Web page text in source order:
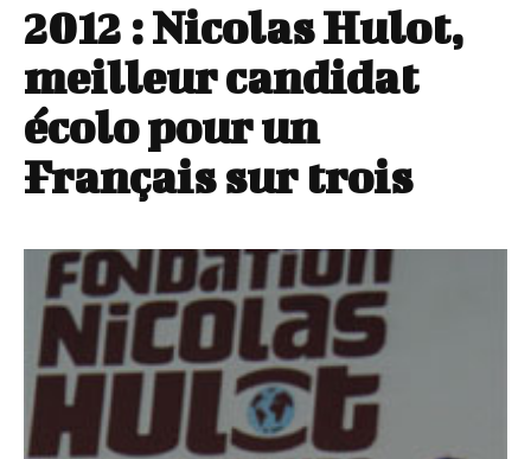
2012 : Nicolas Hulot,
meilleur candidat
écolo pour un
Français sur trois